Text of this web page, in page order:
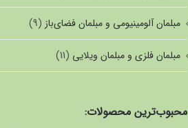
مبلمان آلومینیومی و مبلمان فضای‌باز (9)
مبلمان فلزی و مبلمان ویلایی (11)
محبوب‌ترین محصولات: